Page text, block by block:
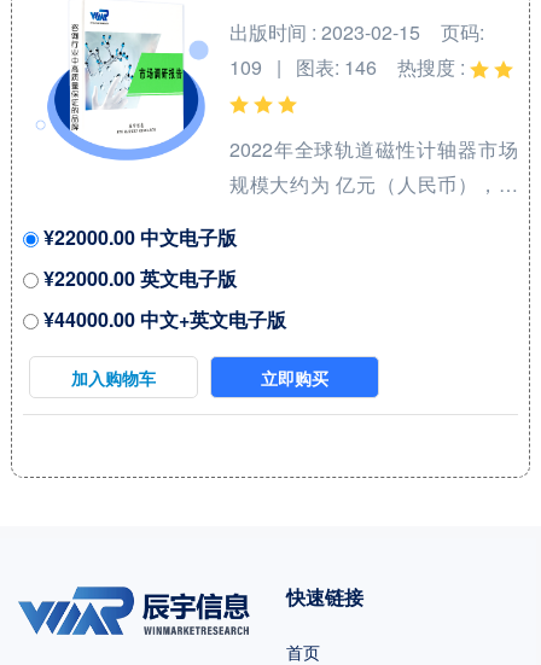
额将达到 %。同时就应用来看，
汽车在2021年份额大约是 %，未
来几年CAGR大约为 %。 本报告
研究中...
出版时间 : 2023-02-15
页码:
109 | 图表: 146
热搜度 :
2022年全球轨道磁性计轴器市场
规模大约为 亿元（人民币），预
2029期间年复合增长率
（CAGR）为 %。未来几年，本
行业具有很大不确定性，本文的
2023-2029年的预测数据是基于过
去几年的历史发展、行业专家观
元，同期美国市场CAGR预计大约
为 %。未来几年，亚太地区的重
¥22000.00 中文电子版
¥22000.00 英文电子版
¥44000.00 中文+英文电子版
加入购物车 立即购买
快速链接
首页